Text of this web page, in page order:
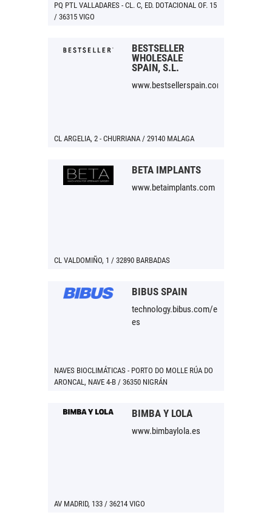
PQ PTL VALLADARES - CL. C, ED. DOTACIONAL OF. 15
/ 36315 VIGO
BESTSELLER
WHOLESALE
SPAIN, S.L.
www.bestsellerspain.com
CL ARGELIA, 2 - CHURRIANA / 29140 MALAGA
BETA IMPLANTS
www.betaimplants.com
CL VALDOMIÑO, 1 / 32890 BARBADAS
BIBUS SPAIN
technology.bibus.com/es-
es
NAVES BIOCLIMÁTICAS - PORTO DO MOLLE RÚA DO
ARONCAL, NAVE 4-B / 36350 NIGRÁN
BIMBA Y LOLA
www.bimbaylola.es
AV MADRID, 133 / 36214 VIGO